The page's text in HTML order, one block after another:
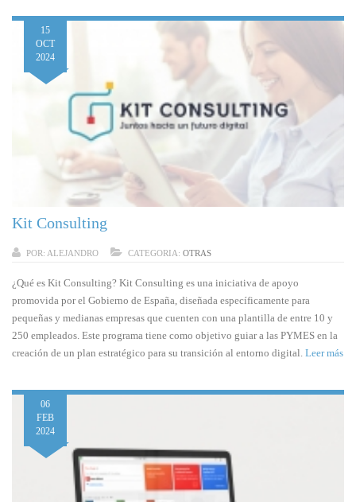
15
OCT
2024
Kit Consulting
POR: ALEJANDRO CATEGORIA: OTRAS
¿Qué es Kit Consulting? Kit Consulting es una iniciativa de apoyo
promovida por el Gobierno de España, diseñada específicamente para
pequeñas y medianas empresas que cuenten con una plantilla de entre 10 y
250 empleados. Este programa tiene como objetivo guiar a las PYMES en la
creación de un plan estratégico para su transición al entorno digital. Leer más
06
FEB
2024